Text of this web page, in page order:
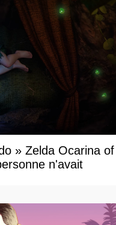
» Zelda Ocarina of
n'avait